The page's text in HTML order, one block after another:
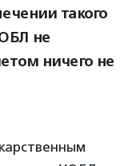
такого
не
ничего не